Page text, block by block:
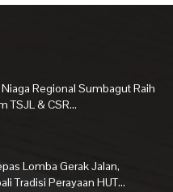
Regional Sumbagut Raih
TSJL & CSR...
Lomba Gerak Jalan,
Tradisi Perayaan HUT...